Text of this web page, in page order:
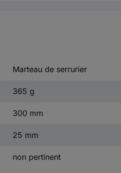
Marteau de serrurier
365 g
300 mm
25 mm
non pertinent